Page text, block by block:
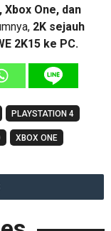
One, dan
2K sejauh
2K15 ke PC.
PLAYSTATION 4
XBOX ONE